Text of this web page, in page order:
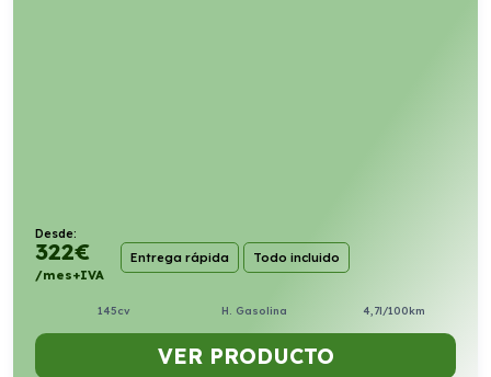
Desde:
322€
/mes+IVA
Entrega rápida Todo incluido
145cv H. Gasolina 4,7l/100km
VER PRODUCTO